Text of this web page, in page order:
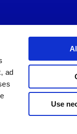
ad
Use
Download Bereich
Professioneller Bereich